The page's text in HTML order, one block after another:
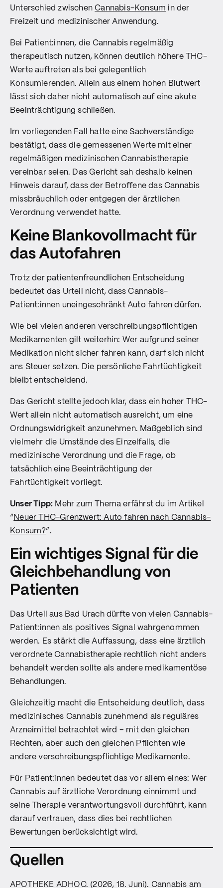
Unterschied zwischenCannabis-Konsum in der
Freizeit und medizinischer Anwendung.
Bei Patient:innen, die Cannabis regelmäßig
therapeutisch nutzen, können deutlich höhere THC-
Werte auftreten als bei gelegentlich
Konsumierenden. Allein aus einem hohen Blutwert
lässt sich daher nicht automatisch auf eine akute
Beeinträchtigung schließen.
Im vorliegenden Fall hatte eine Sachverständige
bestätigt, dass die gemessenen Werte mit einer
regelmäßigen medizinischen Cannabistherapie
vereinbar seien. Das Gericht sah deshalb keinen
Hinweis darauf, dass der Betroffene das Cannabis
missbräuchlich oder entgegen der ärztlichen
Verordnung verwendet hatte.
Keine Blankovollmacht für
das Autofahren
Trotz der patientenfreundlichen Entscheidung
bedeutet das Urteil nicht, dass Cannabis-
Patient:innen uneingeschränkt Auto fahren dürfen.
Wie bei vielen anderen verschreibungspflichtigen
Medikamenten gilt weiterhin: Wer aufgrund seiner
Medikation nicht sicher fahren kann, darf sich nicht
ans Steuer setzen. Die persönliche Fahrtüchtigkeit
bleibt entscheidend.
Das Gericht stellte jedoch klar, dass ein hoher THC-
Wert allein nicht automatisch ausreicht, um eine
Ordnungswidrigkeit anzunehmen. Maßgeblich sind
vielmehr die Umstände des Einzelfalls, die
medizinische Verordnung und die Frage, ob
tatsächlich eine Beeinträchtigung der
Fahrtüchtigkeit vorliegt.
Unser Tipp: Mehr zum Thema erfährst du im Artikel
“ Neuer THC-Grenzwert: Auto fahren nach Cannabis-
Konsum?”.
Ein wichtiges Signal für die
Gleichbehandlung von
Patienten
Das Urteil aus Bad Urach dürfte von vielen Cannabis-
Patient:innen als positives Signal wahrgenommen
werden. Es stärkt die Auffassung, dass eine ärztlich
verordnete Cannabistherapie rechtlich nicht anders
behandelt werden sollte als andere medikamentöse
Behandlungen.
Gleichzeitig macht die Entscheidung deutlich, dass
medizinisches Cannabis zunehmend als reguläres
Arzneimittel betrachtet wird – mit den gleichen
Rechten, aber auch den gleichen Pflichten wie
andere verschreibungspflichtige Medikamente.
Für Patient:innen bedeutet das vor allem eines: Wer
Cannabis auf ärztliche Verordnung einnimmt und
seine Therapie verantwortungsvoll durchführt, kann
darauf vertrauen, dass dies bei rechtlichen
Bewertungen berücksichtigt wird.
Quellen
APOTHEKE ADHOC. (2026, 18. Juni). Cannabis am